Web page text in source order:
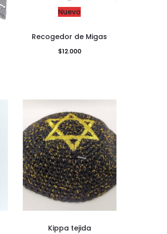
Nuevo
Recogedor de Migas
$12.000
Kippa tejida